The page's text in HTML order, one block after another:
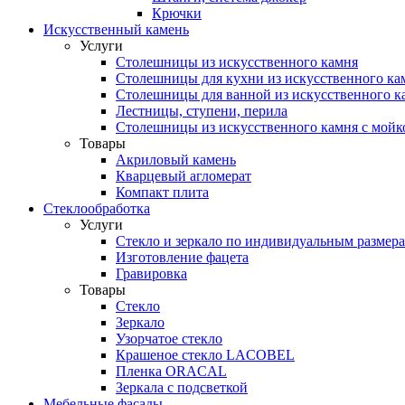
Крючки
Искусственный камень
Услуги
Столешницы из искусственного камня
Столешницы для кухни из искусственного
Столешницы для ванной из искусственного
Лестницы, ступени, перила
Столешницы из искусственного камня с
Товары
Акриловый камень
Кварцевый агломерат
Компакт плита
Стеклообработка
Услуги
Стекло и зеркало по индивидуальным
Изготовление фацета
Гравировка
Товары
Стекло
Зеркало
Узорчатое стекло
Крашеное стекло LACOBEL
Пленка ORACAL
Зеркала с подсветкой